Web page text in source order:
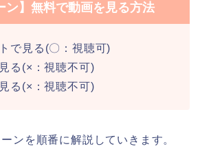
ン】無料で動画を見る方法
で見る(〇：視聴可)
る(×：視聴不可)
る(×：視聴不可)
ンを順番に解説していきます。